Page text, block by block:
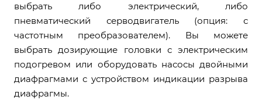
выбрать либо электрический, либо
пневматический серводвигатель (опция: с
частотным преобразователем). Вы можете
выбрать дозирующие головки с электрическим
подогревом или оборудовать насосы двойными
диафрагмами с устройством индикации разрыва
диафрагмы.